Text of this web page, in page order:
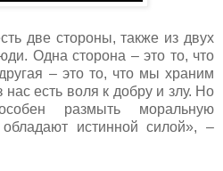
две стороны, также из двух
Одна сторона – это то, что
– это то, что мы храним
есть воля к добру и злу. Но
размыть моральную
истинной силой», –